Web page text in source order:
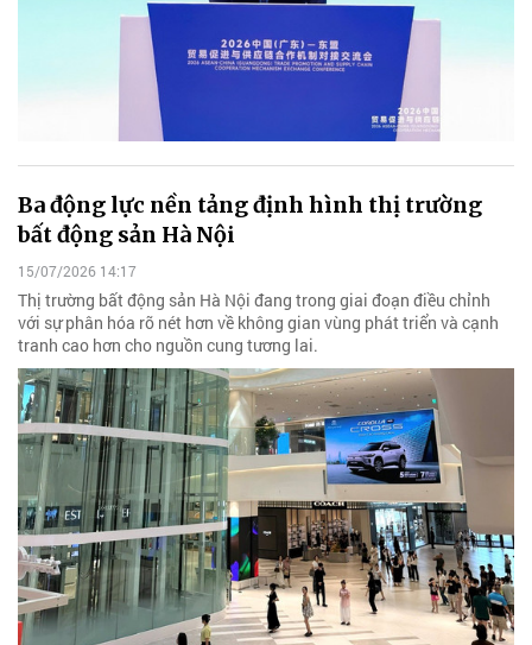
Ba động lực nền tảng định hình thị trường
bất động sản Hà Nội
15/07/2026 14:17
Thị trường bất động sản Hà Nội đang trong giai đoạn điều chỉnh
với sự phân hóa rõ nét hơn về không gian vùng phát triển và cạnh
tranh cao hơn cho nguồn cung tương lai.